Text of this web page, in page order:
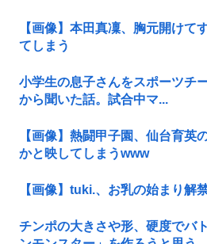
【画像】本田真凜、胸元開けて
てしまう
小学生の息子さんをスポーツチ
から聞いた話。試合中マ...
【画像】熱闘甲子園、仙台育英
かと映してしまうwww
【画像】tuki.、お乳の始まり解
チンポの大きさや形、硬度でバ